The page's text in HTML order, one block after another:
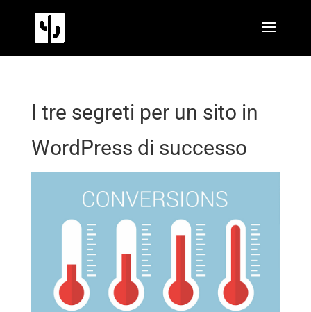
I tre segreti per un sito in
WordPress di successo